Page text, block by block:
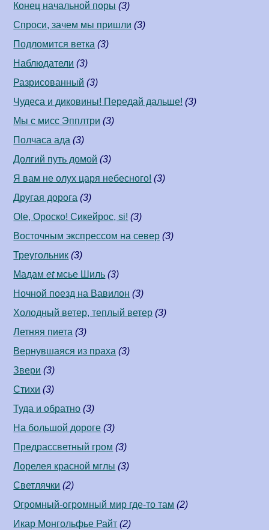
Конец начальной поры (3)
Спроси, зачем мы пришли (3)
Подломится ветка (3)
Наблюдатели (3)
Разрисованный (3)
Чудеса и диковины! Передай дальше! (3)
Мы с мисс Эпплтри (3)
Полчаса ада (3)
Долгий путь домой (3)
Я вам не олух царя небесного! (3)
Другая дорога (3)
Ole, Ороско! Сикейрос, si! (3)
Восточным экспрессом на север (3)
Треугольник (3)
Мадамetмсье Шиль (3)
Ночной поезд на Вавилон (3)
Холодный ветер, теплый ветер (3)
Летняя пиета (3)
Вернувшаяся из праха (3)
Звери (3)
Стихи (3)
Туда и обратно (3)
На большой дороге (3)
Предрассветный гром (3)
Лорелея красной мглы (3)
Светлячки (2)
Огромный-огромный мир где-то там (2)
Икар Монгольфье Райт (2)